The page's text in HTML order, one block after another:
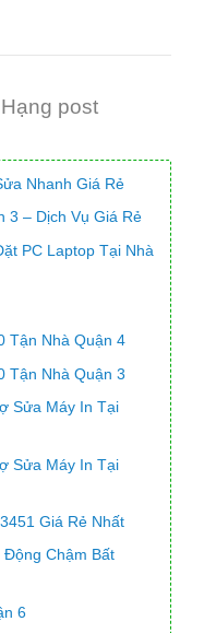
post
Nhanh Giá Rẻ
3 – Dịch Vụ Giá Rẻ
PC Laptop Tại Nhà
Tận Nhà Quận 4
Tận Nhà Quận 3
Sửa Máy In Tại
Sửa Máy In Tại
Giá Rẻ Nhất
Chậm Bất
6